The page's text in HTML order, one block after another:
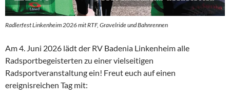
Radlerfest Linkenheim 2026 mit RTF, Gravelride und Bahnrennen
Am 4. Juni 2026 lädt der RV Badenia Linkenheim alle
Radsportbegeisterten zu einer vielseitigen
Radsportveranstaltung ein! Freut euch auf einen
ereignisreichen Tag mit: